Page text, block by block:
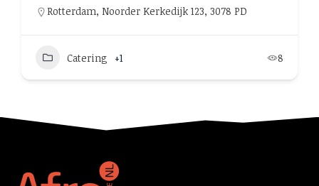
Rotterdam, Noorder Kerkedijk 123, 3078 PD
Catering +1 8